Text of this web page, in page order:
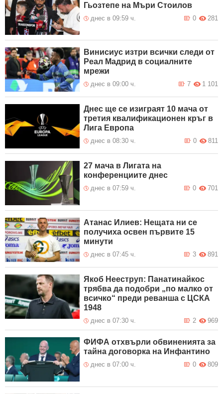
Гьозтепе на Мъри Стоилов
днес в 09:59 ч. 281
0
Винисиус изтри всички следи от
Реал Мадрид в социалните
мрежи
днес в 09:00 ч. 1 101
7
Днес ще се изиграят 10 мача от
третия квалификационен кръг в
Лига Европа
днес в 08:30 ч. 811
0
27 мача в Лигата на
конференциите днес
днес в 07:59 ч. 701
0
Атанас Илиев: Нещата ни се
получиха освен първите 15
минути
днес в 07:45 ч. 891
3
Якоб Нееструп: Панатинайкос
трябва да подобри „по малко от
всичко“ преди реванша с ЦСКА
1948
днес в 07:30 ч. 969
2
ФИФА отхвърли обвиненията за
тайна договорка на Инфантино
днес в 07:00 ч. 809
0